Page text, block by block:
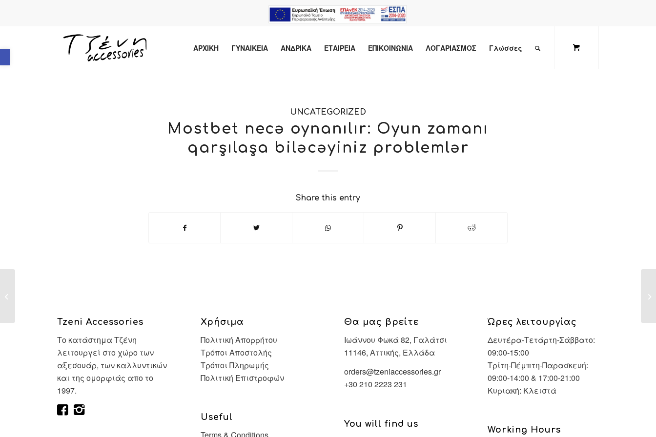
Ανοίξτε τη γραμμή εργαλείων ΑΡΧΙΚΗ ΓΥΝΑΙΚΕΙΑ ΑΝΔΡΙΚΑ ΕΤΑΙΡΕΙΑ ΕΠΙΚΟΙΝΩΝΙΑ ΛΟΓΑΡΙΑΣΜΟΣ Γλώσσες
UNCATEGORIZED
Mostbet necə oynanılır: Oyun zamanı
qarşılaşa biləcəyiniz problemlər
Share this entry
Tzeni Accessories
Το κατάστημα Τζένη
λειτουργεί στο χώρο των
αξεσουάρ, των καλλυντικών
και της ομορφιάς απο το
1997.
Χρήσιμα
Πολιτική Απορρήτου
Τρόποι Αποστολής
Τρόποι Πληρωμής
Πολιτική Επιστροφών
Useful
Terms & Conditions
Θα μας βρείτε
Ιωάννου Φωκά 82, Γαλάτσι
11146, Αττικής, Ελλάδα
orders@tzeniaccessories.gr
+30 210 2223 231
You will find us
Ώρες λειτουργίας
Δευτέρα-Τετάρτη-Σάββατο:
09:00-15:00
Τρίτη-Πέμπτη-Παρασκευή:
09:00-14:00 & 17:00-21:00
Κυριακή: Κλειστά
Working Hours